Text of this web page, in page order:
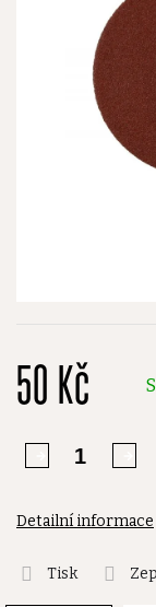
50 Kč
Detailní informace
Tisk